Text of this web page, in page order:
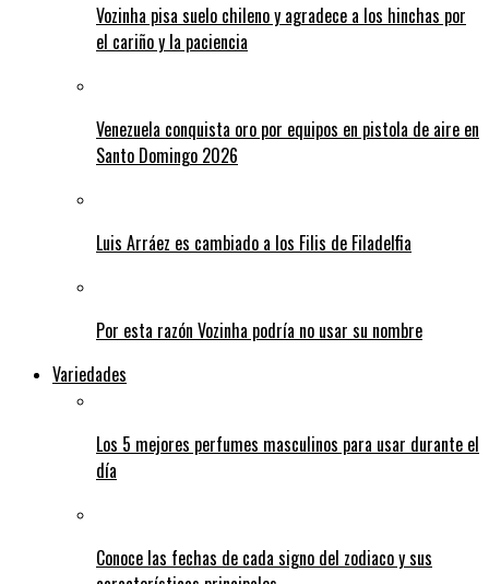
Vozinha pisa suelo chileno y agradece a los hinchas por
el cariño y la paciencia
Venezuela conquista oro por equipos en pistola de aire en
Santo Domingo 2026
Luis Arráez es cambiado a los Filis de Filadelfia
Por esta razón Vozinha podría no usar su nombre
Variedades
Los 5 mejores perfumes masculinos para usar durante el
día
Conoce las fechas de cada signo del zodiaco y sus